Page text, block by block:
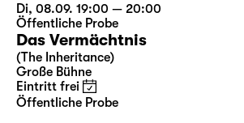
Di, 08.09. 19:00 — 20:00
Öffentliche Probe
Das Vermächtnis
(The Inheritance)
Große Bühne
Eintritt frei
Öffentliche Probe